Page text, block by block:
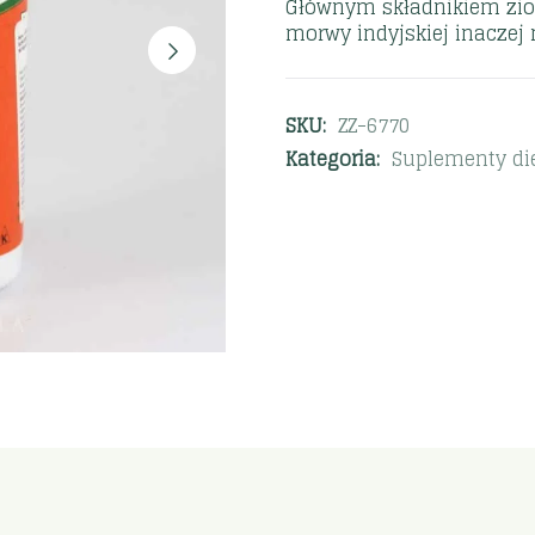
Głównym składnikiem
morwy indyjskiej inaczej
SKU: ZZ-6770
Kategoria: Suplementy